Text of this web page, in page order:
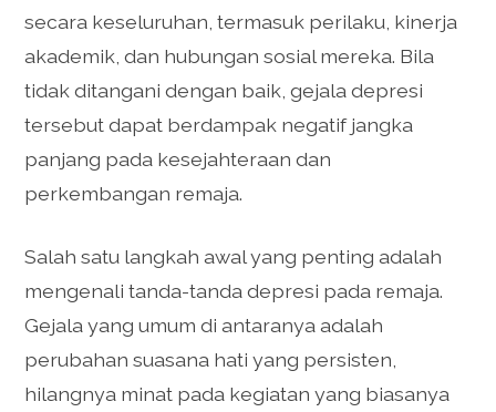
secara keseluruhan, termasuk perilaku, kinerja
akademik, dan hubungan sosial mereka. Bila
tidak ditangani dengan baik, gejala depresi
tersebut dapat berdampak negatif jangka
panjang pada kesejahteraan dan
perkembangan remaja.
Salah satu langkah awal yang penting adalah
mengenali tanda-tanda depresi pada remaja.
Gejala yang umum di antaranya adalah
perubahan suasana hati yang persisten,
hilangnya minat pada kegiatan yang biasanya